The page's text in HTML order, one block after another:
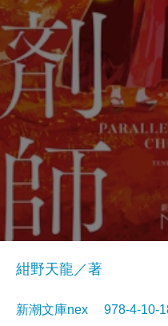
紺野天龍／著
新潮文庫nex 978-4-